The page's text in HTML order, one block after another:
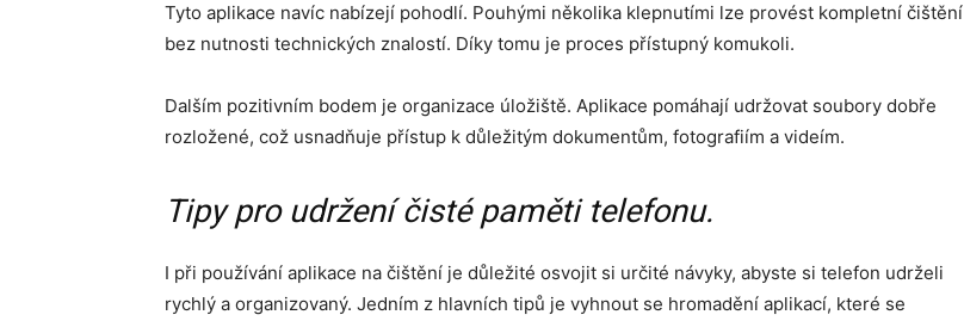
Tyto aplikace navíc nabízejí pohodlí. Pouhými několika klepnutími lze provést kompletní čištění
bez nutnosti technických znalostí. Díky tomu je proces přístupný komukoli.
Dalším pozitivním bodem je organizace úložiště. Aplikace pomáhají udržovat soubory dobře
rozložené, což usnadňuje přístup k důležitým dokumentům, fotografiím a videím.
Tipy pro udržení čisté paměti telefonu.
I při používání aplikace na čištění je důležité osvojit si určité návyky, abyste si telefon udrželi
rychlý a organizovaný. Jedním z hlavních tipů je vyhnout se hromadění aplikací, které se